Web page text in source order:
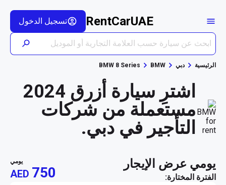
RentCarUAE تسجيل الدخول
الرئيسية دبي BMW
BMW 8 Series
اشترِ سيارة أزرق 2024
مستعملة من شركات
التأجير في دبي.
يومي عرض الإيجار
الفترة المختارة:
يومي
AED 750